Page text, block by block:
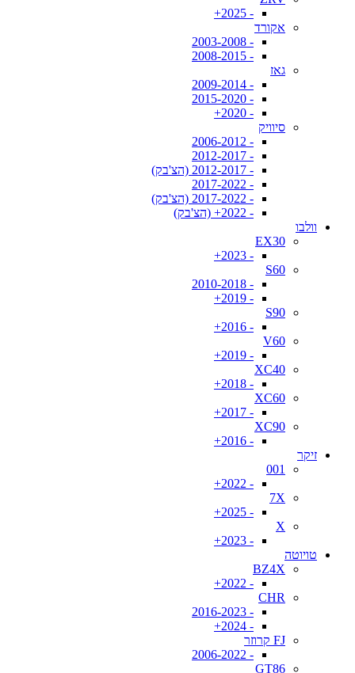
- 2025+
אקורד
- 2003-2008
- 2008-2015
גאז
- 2009-2014
- 2015-2020
- 2020+
סיוויק
- 2006-2012
- 2012-2017
- 2012-2017 (הצ'בק)
- 2017-2022
- 2017-2022 (הצ'בק)
- 2022+ (הצ'בק)
וולבו
EX30
- 2023+
S60
- 2010-2018
- 2019+
S90
- 2016+
V60
- 2019+
XC40
- 2018+
XC60
- 2017+
XC90
- 2016+
זיקר
001
- 2022+
7X
- 2025+
X
- 2023+
טויוטה
BZ4X
- 2022+
CHR
- 2016-2023
- 2024+
FJ קרוזר
- 2006-2022
GT86